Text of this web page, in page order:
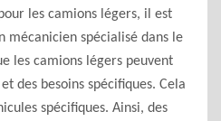
les camions légers, il est
mécanicien spécialisé dans le
les camions légers peuvent
des besoins spécifiques. Cela
spécifiques. Ainsi, des